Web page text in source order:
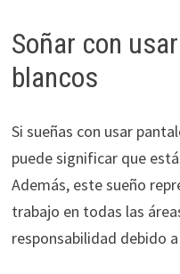
Soñar con
blancos
Si sueñas con usar
puede significar que
Además, este sueño
trabajo en todas las
responsabilidad debido